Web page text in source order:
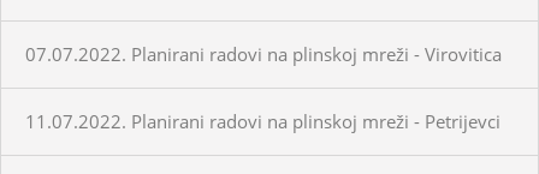
07.07.2022. Planirani radovi na plinskoj mreži - Virovitica
11.07.2022. Planirani radovi na plinskoj mreži - Petrijevci